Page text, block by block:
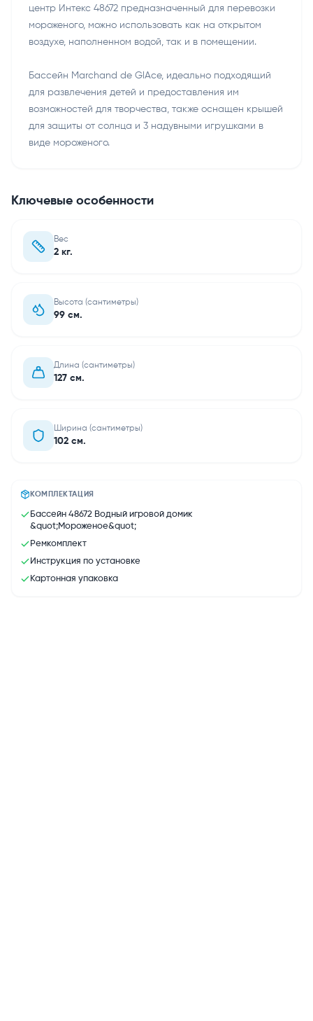
центр Интекс 48672 предназначенный для перевозки
мороженого, можно использовать как на открытом
воздухе, наполненном водой, так и в помещении.
Бассейн Marchand de GlAce, идеально подходящий
для развлечения детей и предоставления им
возможностей для творчества, также оснащен крышей
для защиты от солнца и 3 надувными игрушками в
виде мороженого.
Ключевые особенности
Вес
2 кг.
Высота (сантиметры)
99 см.
Длина (сантиметры)
127 см.
Ширина (сантиметры)
102 см.
КОМПЛЕКТАЦИЯ
Бассейн 48672 Водный игровой домик
&quot;Мороженое&quot;
Ремкомплект
Инструкция по установке
Картонная упаковка